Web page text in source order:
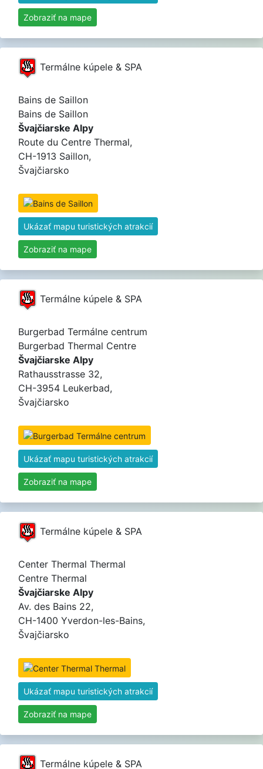
Zobraziť na mape
Termálne kúpele & SPA
Bains de Saillon
Bains de Saillon
Švajčiarske Alpy
Route du Centre Thermal,
CH-1913 Saillon,
Švajčiarsko
Ukázať mapu turistických atrakcií
Zobraziť na mape
Termálne kúpele & SPA
Burgerbad Termálne centrum
Burgerbad Thermal Centre
Švajčiarske Alpy
Rathausstrasse 32,
CH-3954 Leukerbad,
Švajčiarsko
Ukázať mapu turistických atrakcií
Zobraziť na mape
Termálne kúpele & SPA
Center Thermal Thermal
Centre Thermal
Švajčiarske Alpy
Av. des Bains 22,
CH-1400 Yverdon-les-Bains,
Švajčiarsko
Ukázať mapu turistických atrakcií
Zobraziť na mape
Termálne kúpele & SPA